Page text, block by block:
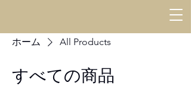
ホーム All Products
すべての商品